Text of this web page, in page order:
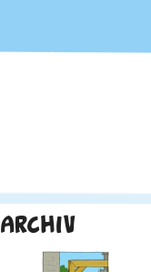
ARCHIV